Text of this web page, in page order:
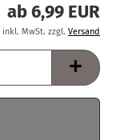
ab 6,99 EUR
inkl. MwSt. zzgl. Versand